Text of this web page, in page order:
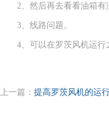
2、然后再去看看油箱有
3、线路问题。
4、可以在罗茨风机运
上一篇： 提高罗茨风机的运